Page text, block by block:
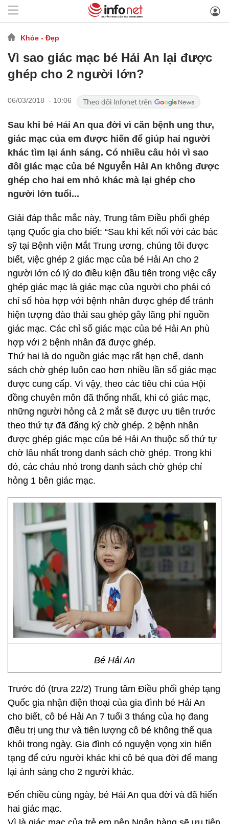
Khỏe - Đẹp
Vì sao giác mạc bé Hải An lại được
ghép cho 2 người lớn?
06/03/2018 - 10:06
Sau khi bé Hải An qua đời vì căn bệnh ung thư,
giác mạc của em được hiến để giúp hai người
khác tìm lại ánh sáng. Có nhiều câu hỏi vì sao
đôi giác mạc của bé Nguyễn Hải An không được
ghép cho hai em nhỏ khác mà lại ghép cho
người lớn tuổi...
Giải đáp thắc mắc này, Trung tâm Điều phối ghép
tạng Quốc gia cho biết: “Sau khi kết nối với các bác
sỹ tại Bệnh viện Mắt Trung ương, chúng tôi được
biết, việc ghép 2 giác mạc của bé Hải An cho 2
người lớn có lý do điều kiện đầu tiên trong việc cấy
ghép giác mạc là giác mạc của người cho phải có
chỉ số hòa hợp với bệnh nhân được ghép để tránh
hiện tượng đào thải sau ghép gây lãng phí nguồn
giác mạc. Các chỉ số giác mạc của bé Hải An phù
hợp với 2 bệnh nhân đã được ghép.
Thứ hai là do nguồn giác mạc rất hạn chế, danh
sách chờ ghép luôn cao hơn nhiều lần số giác mạc
được cung cấp. Vì vậy, theo các tiêu chí của Hội
đồng chuyên môn đã thống nhất, khi có giác mạc,
những người hỏng cả 2 mắt sẽ được ưu tiên trước
theo thứ tự đã đăng ký chờ ghép. 2 bệnh nhân
được ghép giác mạc của bé Hải An thuộc số thứ tự
chờ lâu nhất trong danh sách chờ ghép. Trong khi
đó, các cháu nhỏ trong danh sách chờ ghép chỉ
hỏng 1 bên giác mạc.
Bé Hải An
Trước đó (trưa 22/2) Trung tâm Điều phối ghép tạng
Quốc gia nhận điện thoại của gia đình bé Hải An
cho biết, cô bé Hải An 7 tuổi 3 tháng của họ đang
điều trị ung thư và tiên lượng cô bé không thể qua
khỏi trong ngày. Gia đình có nguyện vọng xin hiến
tạng để cứu người khác khi cô bé qua đời để mang
lại ánh sáng cho 2 người khác.
Đến chiều cùng ngày, bé Hải An qua đời và đã hiến
hai giác mạc.